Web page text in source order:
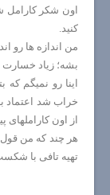
اون شکر
کنید.
من اندازه ها رو
بشه؛ زیاد خسارت
اینا رو نمیگم
خراب شد اعتماد
از اون
هر چند که من قول
تهیه تافی با